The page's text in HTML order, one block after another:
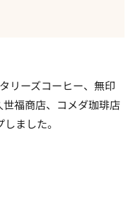
リーズコーヒー、無印
福商店、コメダ珈琲店
ました。